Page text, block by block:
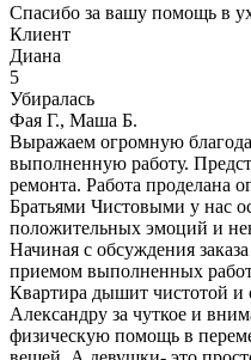
Спасибо за вашу помощь в
Клиент
Диана
5
Убиралась
Фая Г., Маша Б.
Выражаем огромную
выполненную работу.
ремонта. Работа проделана
Братьями Чистовыми у нас
положительных эмоций и
Начиная с обсуждения
приемом выполненных
Квартира дышит чистотой и
Александру за чуткое и
физическую помощь в